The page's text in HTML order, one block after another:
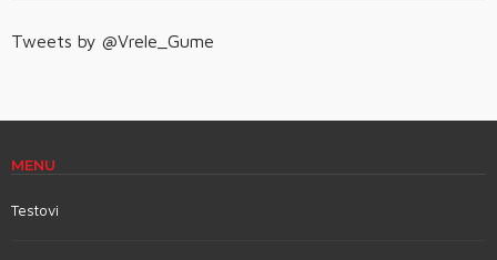
Tweets by @Vrele_Gume
MENU
Testovi